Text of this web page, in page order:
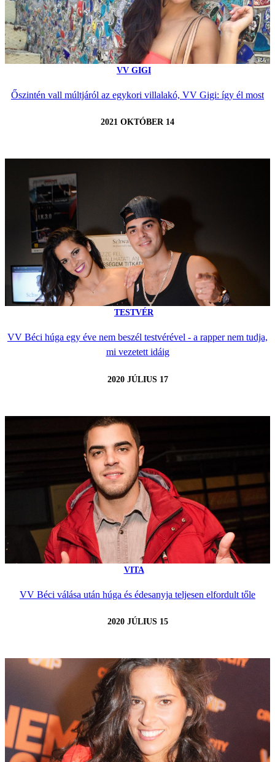
VV GIGI
Őszintén vall múltjáról az egykori villalakó, VV Gigi: így él most
2021 OKTÓBER 14
TESTVÉR
VV Béci húga egy éve nem beszél testvérével - a rapper nem tudja,
mi vezetett idáig
2020 JÚLIUS 17
VITA
VV Béci válása után húga és édesanyja teljesen elfordult tőle
2020 JÚLIUS 15